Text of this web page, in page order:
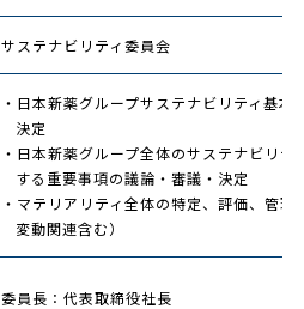
サステナビリティ委員会
・日本新薬グループサステナビリティ基本
決定
・日本新薬グループ全体のサステナビリテ
する重要事項の議論・審議・決定
・マテリアリティ全体の特定、評価、管理
変動関連含む）
委員長：代表取締役社長